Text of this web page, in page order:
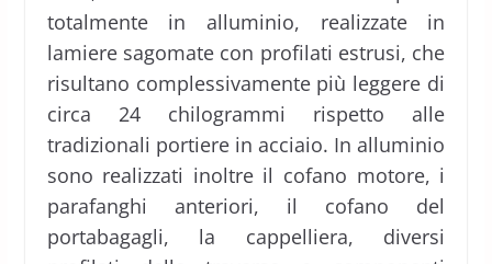
totalmente in alluminio, realizzate in
lamiere sagomate con profilati estrusi, che
risultano complessivamente più leggere di
circa 24 chilogrammi rispetto alle
tradizionali portiere in acciaio. In alluminio
sono realizzati inoltre il cofano motore, i
parafanghi anteriori, il cofano del
portabagagli, la cappelliera, diversi